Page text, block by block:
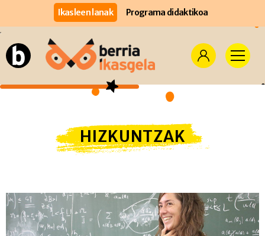
Ikasleen lanak Programa didaktikoa
HIZKUNTZAK